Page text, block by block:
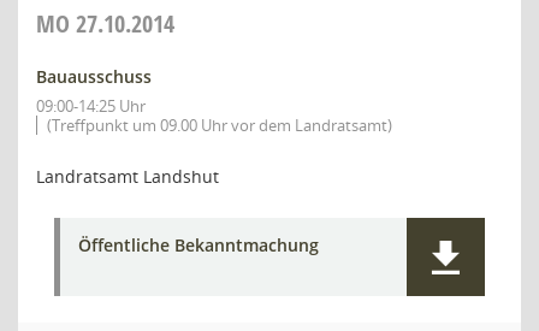
MO 27.10.2014
Bauausschuss
09:00-14:25 Uhr
(Treffpunkt um 09.00 Uhr vor dem Landratsamt)
Landratsamt Landshut
Öffentliche Bekanntmachung